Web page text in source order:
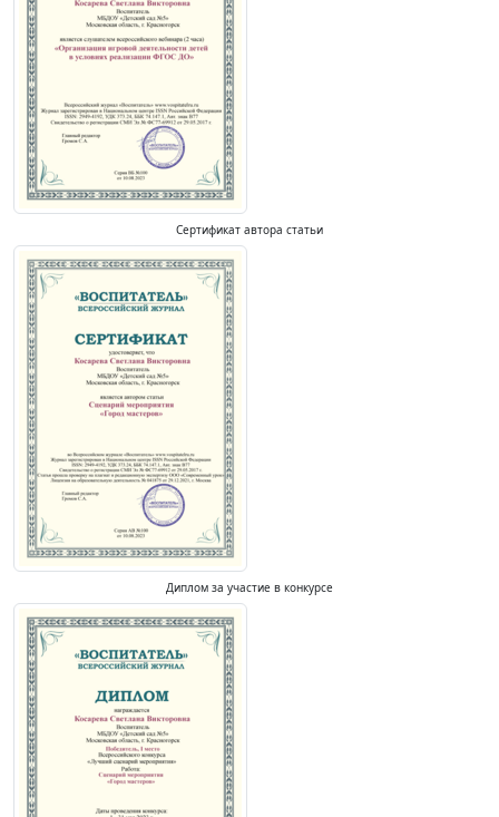
Сертификат автора статьи
Диплом за участие в конкурсе